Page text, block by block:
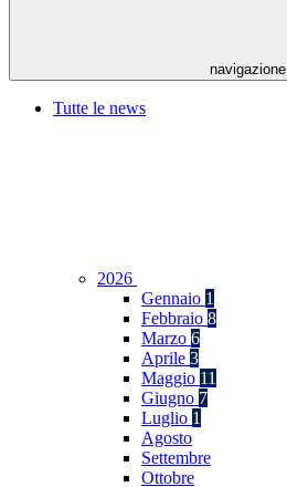
navigazione
Tutte le news
2026
Gennaio 1
Febbraio 8
Marzo 6
Aprile 3
Maggio 11
Giugno 7
Luglio 1
Agosto
Settembre
Ottobre